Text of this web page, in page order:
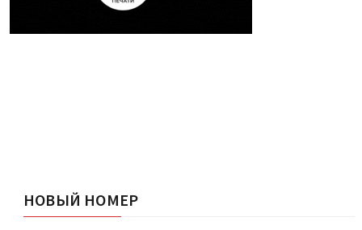
НОВЫЙ НОМЕР